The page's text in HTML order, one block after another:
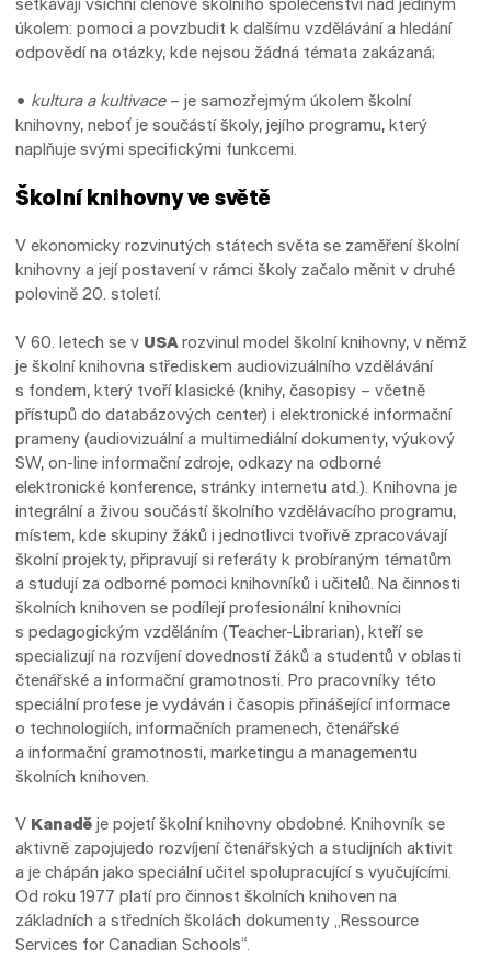
setkávají všichni členové školního společenství nad jediným
úkolem: pomoci a povzbudit k dalšímu vzdělávání a hledání
odpovědí na otázky, kde nejsou žádná témata zakázaná;
• kultura a kultivace– je samozřejmým úkolem školní
knihovny, neboť je součástí školy, jejího programu, který
naplňuje svými specifickými funkcemi.
Školní knihovny ve světě
V ekonomicky rozvinutých státech světa se zaměření školní
knihovny a její postavení v rámci školy začalo měnit v druhé
polovině 20. století.
V 60. letech se v USArozvinul model školní knihovny, v němž
je školní knihovna střediskem audiovizuálního vzdělávání
s fondem, který tvoří klasické (knihy, časopisy – včetně
přístupů do databázových center) i elektronické informační
prameny (audiovizuální a multimediální dokumenty, výukový
SW, on-line informační zdroje, odkazy na odborné
elektronické konference, stránky internetu atd.). Knihovna je
integrální a živou součástí školního vzdělávacího programu,
místem, kde skupiny žáků i jednotlivci tvořivě zpracovávají
školní projekty, připravují si referáty k probíraným tématům
a studují za odborné pomoci knihovníků i učitelů. Na činnosti
školních knihoven se podílejí profesionální knihovníci
s pedagogickým vzděláním (Teacher-Librarian), kteří se
specializují na rozvíjení dovedností žáků a studentů v oblasti
čtenářské a informační gramotnosti. Pro pracovníky této
speciální profese je vydáván i časopis přinášející informace
o technologiích, informačních pramenech, čtenářské
a informační gramotnosti, marketingu a managementu
školních knihoven.
V Kanadě je pojetí školní knihovny obdobné. Knihovník se
aktivně zapojujedo rozvíjení čtenářských a studijních aktivit
a je chápán jako speciální učitel spolupracující s vyučujícími.
Od roku 1977 platí pro činnost školních knihoven na
základních a středních školách dokumenty „Ressource
Services for Canadian Schools“.